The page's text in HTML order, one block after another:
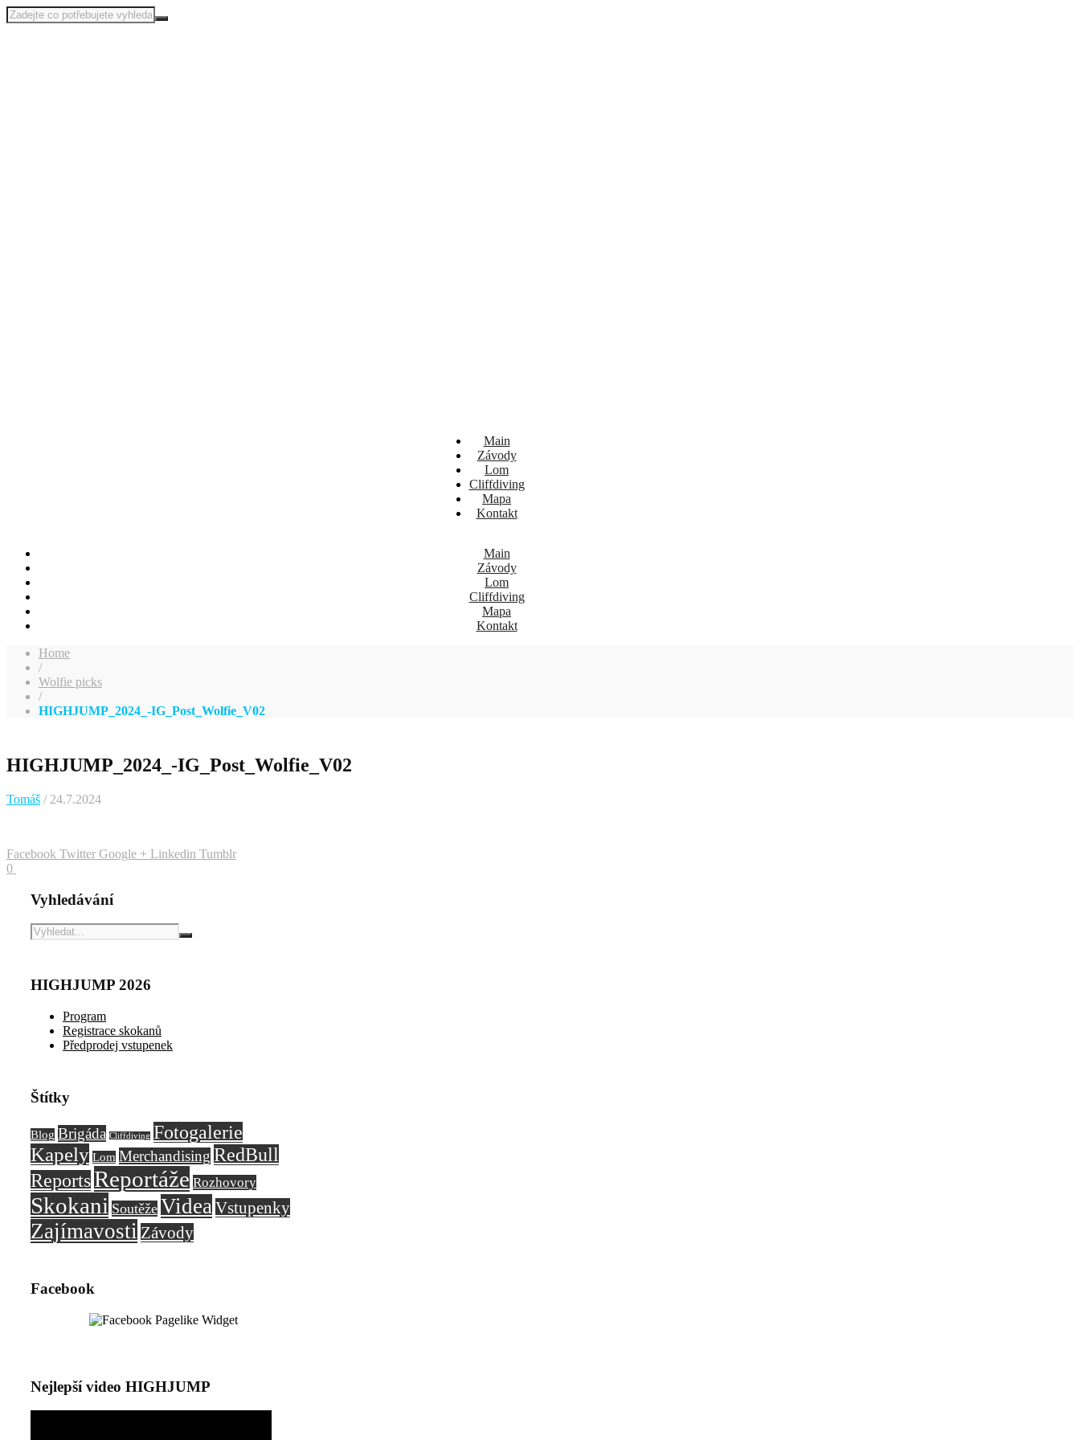
Main
Závody
Lom
Cliffdiving
Mapa
Kontakt
Main
Závody
Lom
Cliffdiving
Mapa
Kontakt
Home
/
Wolfie picks
/
HIGHJUMP_2024_-IG_Post_Wolfie_V02
HIGHJUMP_2024_-IG_Post_Wolfie_V02
Tomáš / 24.7.2024
Facebook Twitter Google + Linkedin Tumblr
0
Vyhledávání
HIGHJUMP 2026
Program
Registrace skokanů
Předprodej vstupenek
Štítky
Blog Brigáda Cliffdiving Fotogalerie
Kapely Lom Merchandising RedBull
ReportsReportáže Rozhovory
Skokani Soutěže Videa Vstupenky
Zajímavosti Závody
Facebook
Nejlepší video HIGHJUMP